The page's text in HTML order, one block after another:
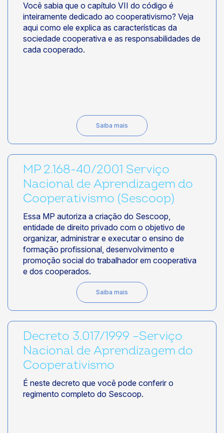
Você sabia que o capítulo VII do código é
inteiramente dedicado ao cooperativismo? Veja
aqui como ele explica as características da
sociedade cooperativa e as responsabilidades de
cada cooperado.
Saiba mais
MP 2.168-40/2001 Serviço
Nacional de Aprendizagem do
Cooperativismo (Sescoop)
Essa MP autoriza a criação do Sescoop,
entidade de direito privado com o objetivo de
organizar, administrar e executar o ensino de
formação profissional, desenvolvimento e
promoção social do trabalhador em cooperativa
e dos cooperados.
Saiba mais
Decreto 3.017/1999 –Serviço
Nacional de Aprendizagem do
Cooperativismo
É neste decreto que você pode conferir o
regimento completo do Sescoop.